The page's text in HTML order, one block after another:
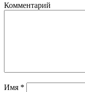
Комментарий
Имя *